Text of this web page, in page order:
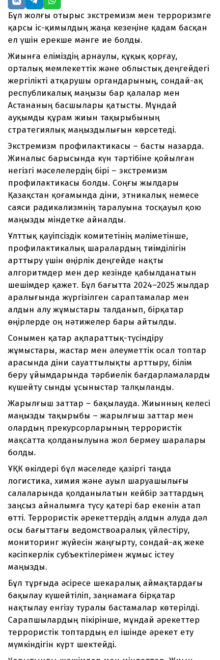
Бұл жолғы отырыс экстремизм мен терроризмге
қарсы іс-қимылдың жаңа кезеңіне қадам басқан
ел үшін ерекше мәнге ие болды.
Жиынға еліміздің арнаулы, құқық қорғау,
орталық мемлекеттік және облыстық деңгейдегі
жергілікті атқарушы органдарының, сондай-ақ
республикалық маңызы бар қалалар мен
Астананың басшылары қатысты. Мұндай
ауқымды құрам жиын тақырыбының
стратегиялық маңыздылығын көрсетеді.
Экстремизм профилактикасы – басты назарда.
Жиналыс барысында күн тәртібіне қойылған
негізгі мәселелердің бірі – экстремизм
профилактикасы болды. Соңғы жылдары
Қазақстан қоғамында діни, этникалық немесе
саяси радикализмнің таралуына тосқауыл қою
маңызды міндетке айналды.
Ұлттық қауіпсіздік комитетінің мәліметінше,
профилактикалық шаралардың тиімділігін
арттыру үшін өңірлік деңгейде нақты
алгоритмдер мен дер кезінде қабылданатын
шешімдер қажет. Бұл бағытта 2024–2025 жылдар
аралығында жүргізілген сараптамалар мен
алдын алу жұмыстары талданып, бірқатар
өңірлерде оң нәтижелер бары айтылды.
Сонымен қатар ақпараттық-түсіндіру
жұмыстары, жастар мен әлеуметтік осал топтар
арасында діни сауаттылықты арттыру, білім
беру ұйымдарында тәрбиелік бағдарламаларды
күшейту сынды ұсыныстар талқыланды.
Жарылғыш заттар – бақылауда. Жиынның келесі
маңызды тақырыбы – жарылғыш заттар мен
олардың прекурсорларының террористік
мақсатта қолданылуына жол бермеу шаралары
болды.
ҰҚК өкілдері бұл мәселеде қазіргі таңда
логистика, химия және ауыл шаруашылығы
салаларында қолданылатын кейбір заттардың
заңсыз айналымға түсу қатері бар екенін атап
өтті. Террористік әрекеттердің алдын алуда дәл
осы бағыттағы ведомствоаралық үйлестіру,
мониторинг жүйесін жаңғырту, сондай-ақ жеке
кәсіпкерлік субъектілерімен жұмыс істеу
маңызды.
Бұл тұрғыда әсіресе шекаралық аймақтардағы
бақылау күшейтіліп, заңнамаға бірқатар
нақтылау енгізу туралы бастамалар көтерілді.
Сарапшылардың пікірінше, мұндай әрекеттер
террористік топтардың ел ішінде әрекет ету
мүмкіндігін күрт шектейді.